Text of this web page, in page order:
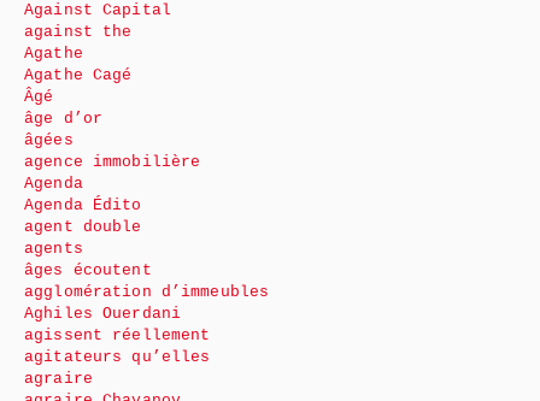
Against Capital
against the
Agathe
Agathe Cagé
Âgé
âge d’or
âgées
agence immobilière
Agenda
Agenda Édito
agent double
agents
âges écoutent
agglomération d’immeubles
Aghiles Ouerdani
agissent réellement
agitateurs qu’elles
agraire